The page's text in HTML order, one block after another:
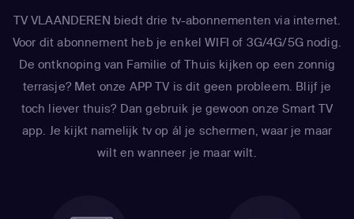
TV VLAANDEREN biedt drie tv-abonnementen via internet.
Voor dit abonnement heb je enkel WIFI of 3G/4G/5G nodig.
De ontknoping van Familie of Thuis kijken op een zonnig
terrasje? Met onze APP TV is dit geen probleem. Blijf je
toch liever thuis? Dan gebruik je gewoon onze Smart TV
app. Je kijkt namelijk tv op ál je schermen, waar je maar
wilt en wanneer je maar wilt.